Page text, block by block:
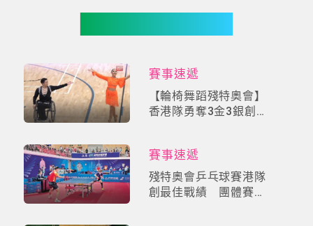
賽事速遞
【輪椅舞蹈殘特奧會】
香港隊勇奪3金3銀創歷
場，展現輪舞極限魅力
賽事速遞
殘特奧會乒乓球賽港隊
創最佳戰績 團體賽奪